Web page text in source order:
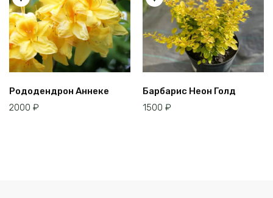
Рододендрон Аннеке
2000 ₽
Барбарис Неон Голд
1500 ₽